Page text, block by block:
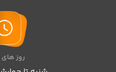
روز